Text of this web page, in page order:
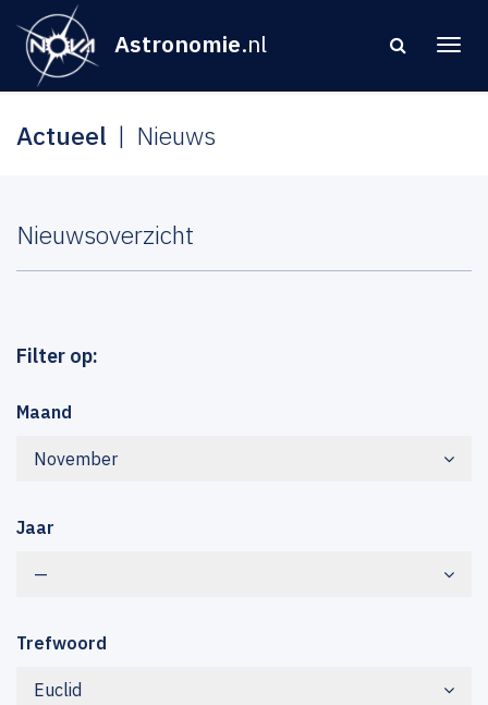
Astronomie.nl
Actueel Nieuws
Nieuwsoverzicht
Filter op:
Maand
November
Jaar
—
Trefwoord
Euclid